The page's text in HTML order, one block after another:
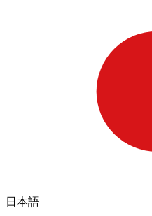
日本語